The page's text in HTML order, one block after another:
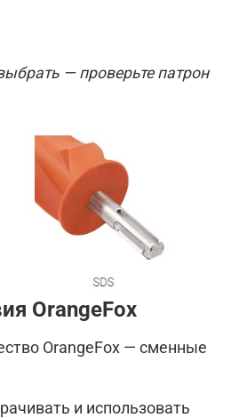
— проверьте патрон
OrangeFox
OrangeFox — сменные
и использовать